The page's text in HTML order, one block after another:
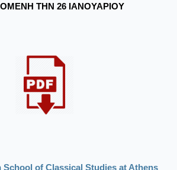
ΤΗΝ 26 ΙΑΝΟΥΑΡΙΟΥ
School of Classical Studies at Athens